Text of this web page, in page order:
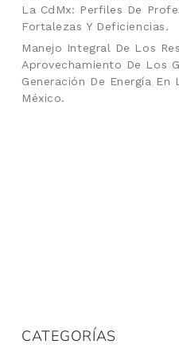
La CdMx: Perfiles De
Fortalezas Y Deficiencias.
Manejo Integral De Los
Aprovechamiento De Los
Generación De Energía En
México.
CATEGORÍAS